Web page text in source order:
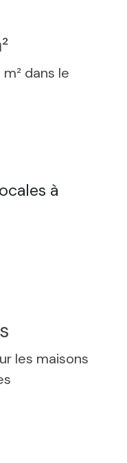
dans le
à
les maisons